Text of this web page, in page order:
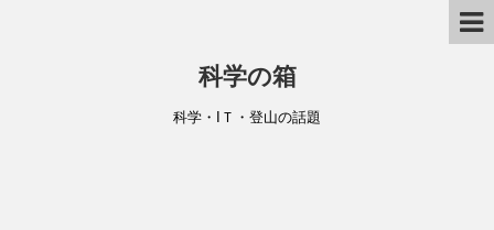
科学の箱
科学・IＴ・登山の話題